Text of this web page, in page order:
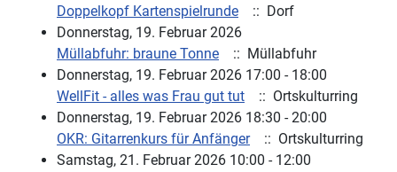
Doppelkopf Kartenspielrunde
:: Dorf
Donnerstag, 19. Februar 2026
Müllabfuhr: braune Tonne
:: Müllabfuhr
Donnerstag, 19. Februar 2026 17:00 - 18:00
WellFit - alles was Frau gut tut
:: Ortskulturring
Donnerstag, 19. Februar 2026 18:30 - 20:00
OKR: Gitarrenkurs für Anfänger
:: Ortskulturring
Samstag, 21. Februar 2026 10:00 - 12:00